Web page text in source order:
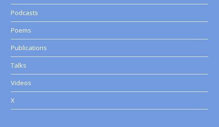
Podcasts
Poems
Publications
Talks
Videos
X